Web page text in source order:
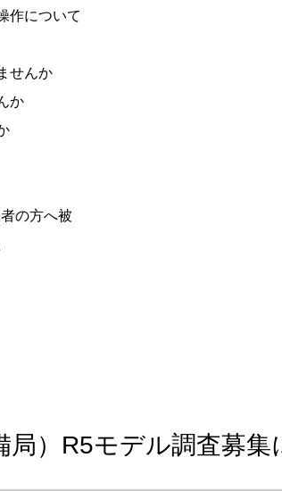
について
せんか
か
の方へ被
局）R5モデル調査募